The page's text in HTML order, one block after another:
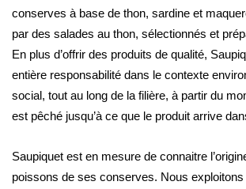
conserves à base de thon, sardine et
par des salades au thon, sélectionnés et
En plus d’offrir des produits de qualité,
entière responsabilité dans le contexte
social, tout au long de la filière, à partir du
est pêché jusqu’à ce que le produit arrive
Saupiquet est en mesure de connaitre
poissons de ses conserves. Nous